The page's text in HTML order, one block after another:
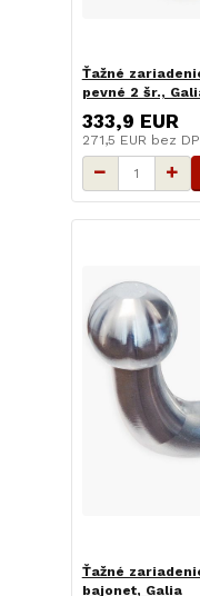
Ťažné
pevné 2 šr.,
333,9 EUR
271,5 EUR bez
Ťažné
bajonet, Galia